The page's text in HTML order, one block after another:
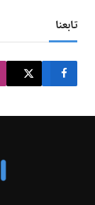
تابعنا